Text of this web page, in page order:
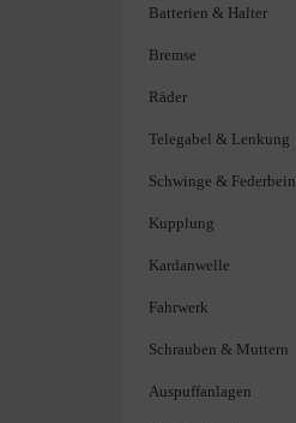
Batterien & Halter
Bremse
Räder
Telegabel & Lenkung
Schwinge & Federbein
Kupplung
Kardanwelle
Fahrwerk
Schrauben & Muttern
Auspuffanlagen